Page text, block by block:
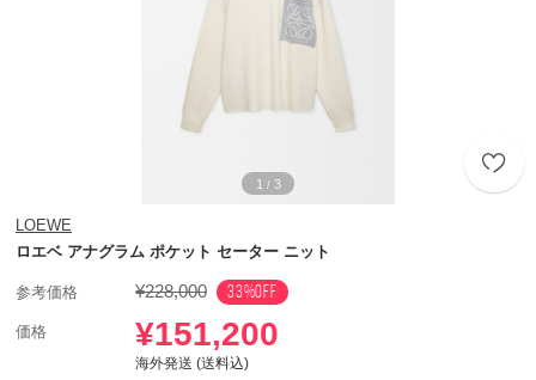
1 / 3
LOEWE
ロエベ アナグラム ポケット セーター ニット
参考価格 ¥228,000 33%OFF
価格 ¥151,200
海外発送 (送料込)